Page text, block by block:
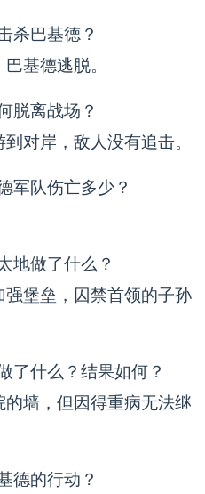
杀巴基德？
基德逃脱。
脱离战场？
对岸，敌人没有追击。
军队伤亡多少？
地做了什么？
堡垒，囚禁首领的子孙
了什么？结果如何？
墙，但因得重病无法继
德的行动？